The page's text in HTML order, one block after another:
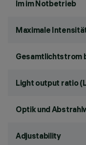
lm im Notbetrieb
Maximale
Gesamtlichtstrom
Light output ratio
Optik und
Adjustability